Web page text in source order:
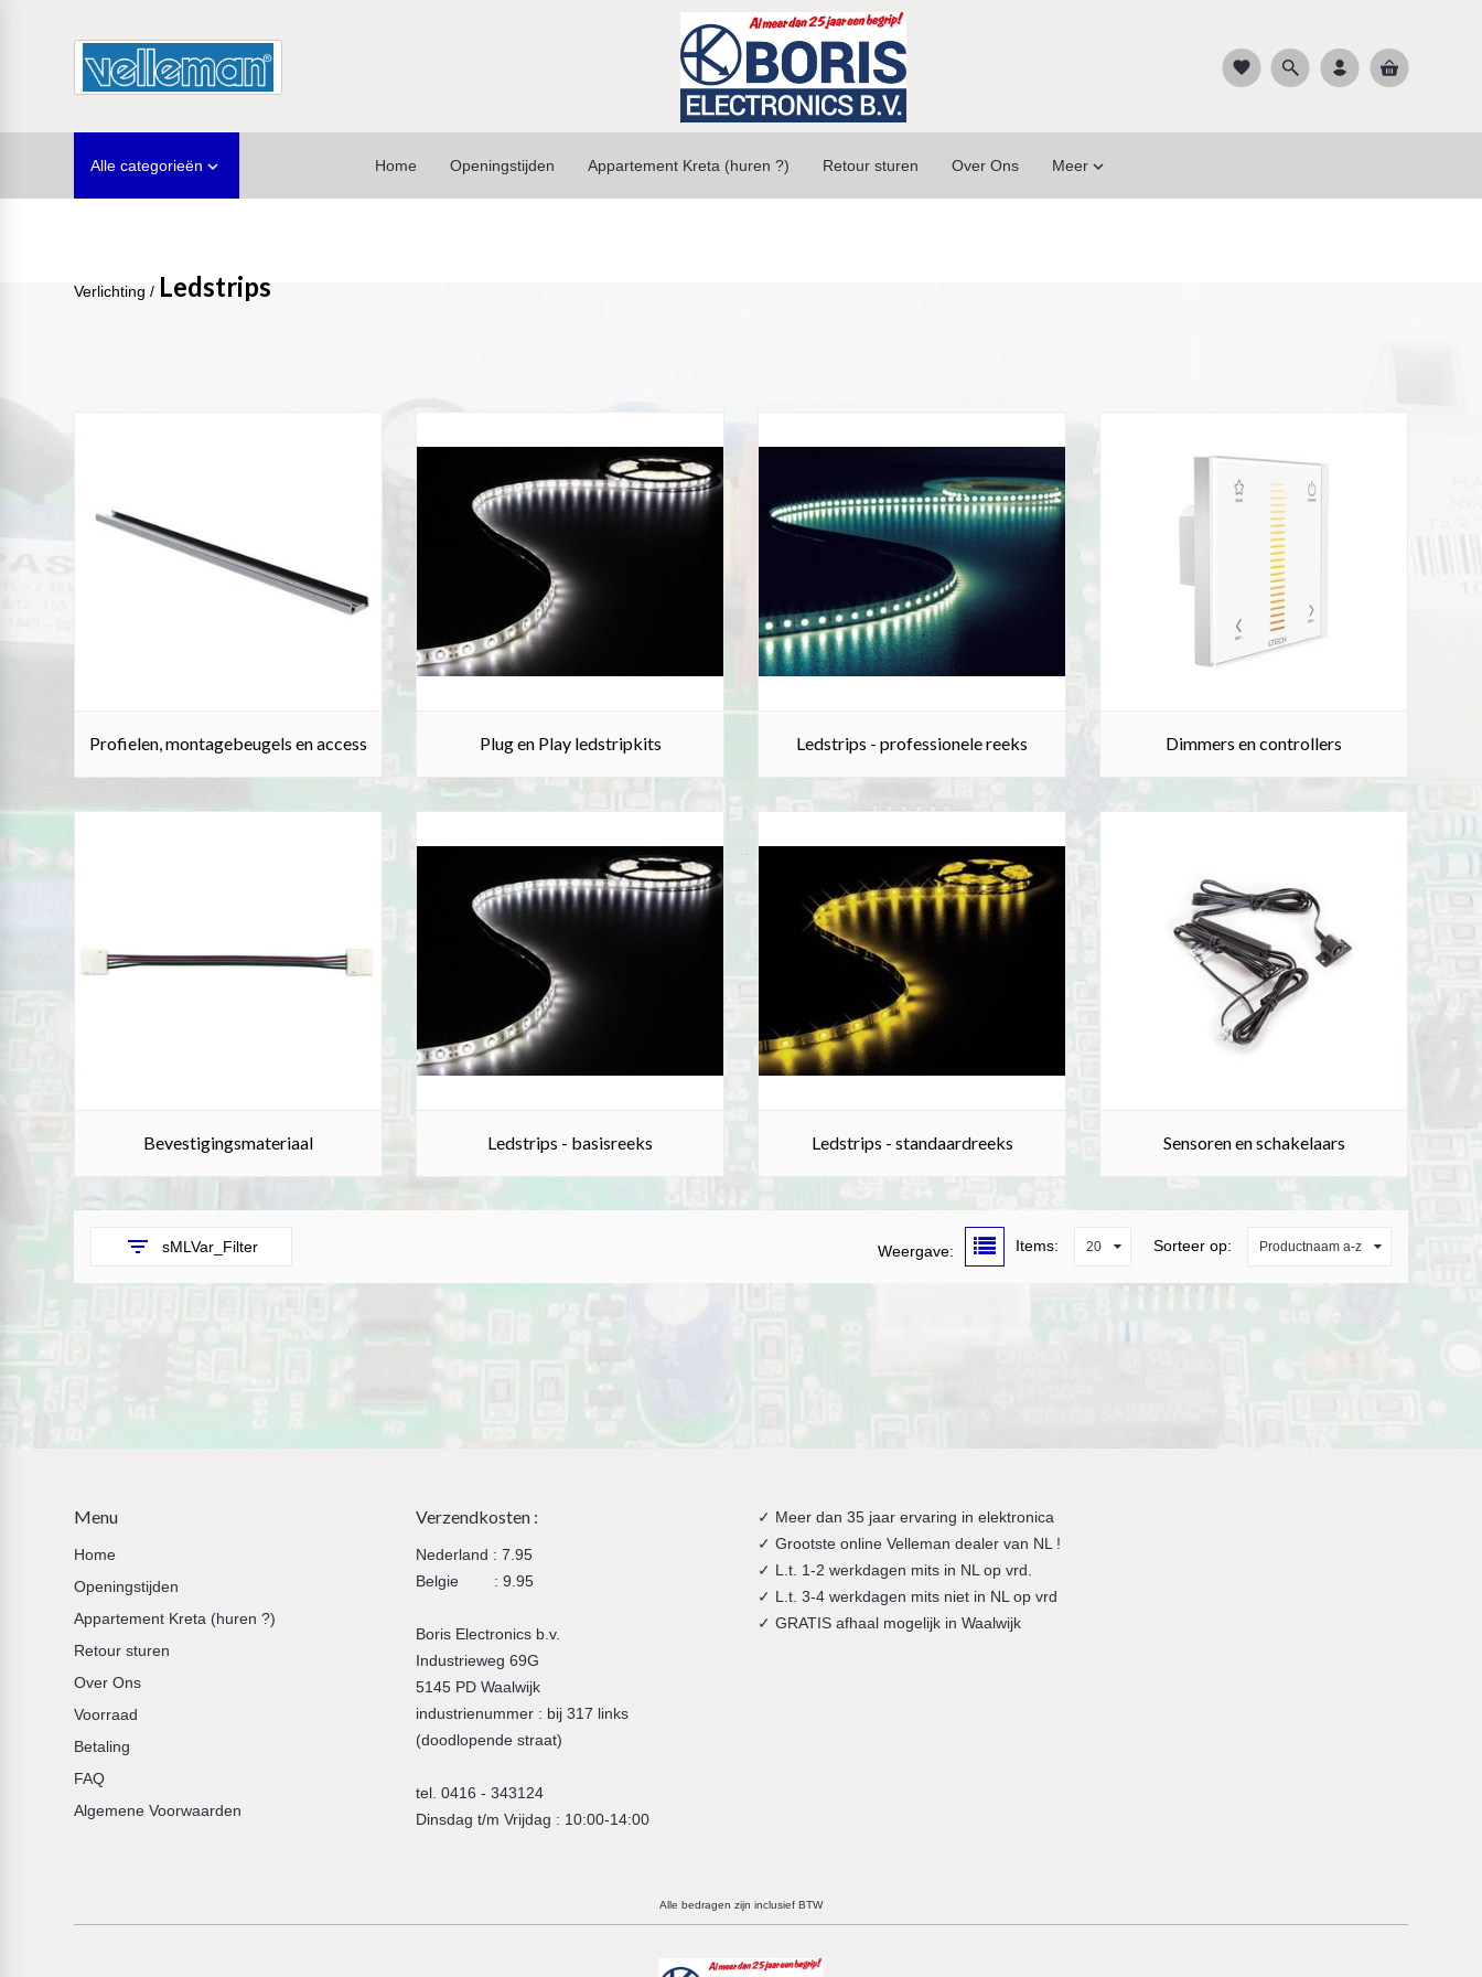
favorite
Alle categorieën  Home Openingstijden Appartement Kreta (huren ?) Retour sturen Over Ons Meer
Verlichting / Ledstrips
Profielen, montagebeugels en access Plug en Play ledstripkits Ledstrips - professionele reeks Dimmers en controllers
Bevestigingsmateriaal Ledstrips - basisreeks Ledstrips - standaardreeks Sensoren en schakelaars
filter_list sMLVar_Filter Sorteer op: Productnaam a-z
Items: 20
Weergave:
Menu
Home
Openingstijden
Appartement Kreta (huren ?)
Retour sturen
Over Ons
Voorraad
Betaling
FAQ
Algemene Voorwaarden
Verzendkosten :
Nederland : 7.95
Belgie : 9.95
Boris Electronics b.v.
Industrieweg 69G
5145 PD Waalwijk
industrienummer : bij 317 links
(doodlopende straat)
tel. 0416 - 343124
Dinsdag t/m Vrijdag : 10:00-14:00
✓ Meer dan 35 jaar ervaring in elektronica
✓ Grootste online Velleman dealer van NL !
✓ L.t. 1-2 werkdagen mits in NL op vrd.
✓ L.t. 3-4 werkdagen mits niet in NL op vrd
✓ GRATIS afhaal mogelijk in Waalwijk
Alle bedragen zijn inclusief BTW